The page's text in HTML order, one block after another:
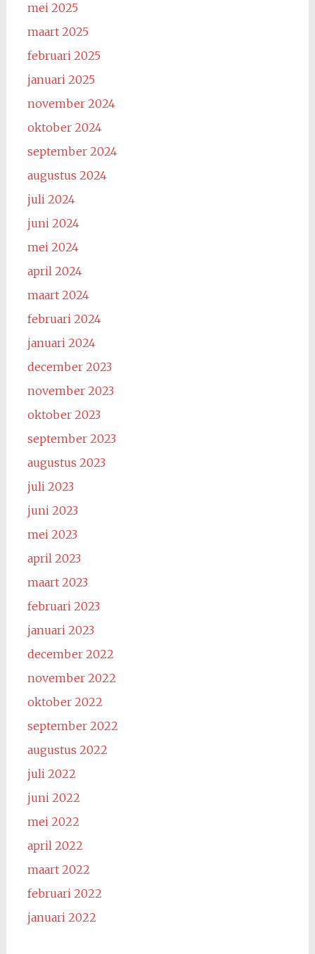
mei 2025
maart 2025
februari 2025
januari 2025
november 2024
oktober 2024
september 2024
augustus 2024
juli 2024
juni 2024
mei 2024
april 2024
maart 2024
februari 2024
januari 2024
december 2023
november 2023
oktober 2023
september 2023
augustus 2023
juli 2023
juni 2023
mei 2023
april 2023
maart 2023
februari 2023
januari 2023
december 2022
november 2022
oktober 2022
september 2022
augustus 2022
juli 2022
juni 2022
mei 2022
april 2022
maart 2022
februari 2022
januari 2022